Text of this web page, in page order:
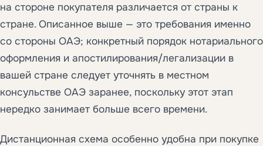
на стороне покупателя различается от страны к
стране. Описанное выше — это требования именно
со стороны ОАЭ; конкретный порядок нотариального
оформления и апостилирования/легализации в
вашей стране следует уточнять в местном
консульстве ОАЭ заранее, поскольку этот этап
нередко занимает больше всего времени.
Дистанционная схема особенно удобна при покупке